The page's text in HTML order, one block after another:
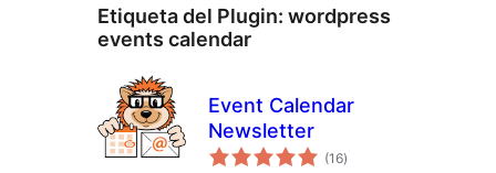
Etiqueta del Plugin: wordpress
events calendar
Event Calendar
Newsletter
(16evaluación
total
)